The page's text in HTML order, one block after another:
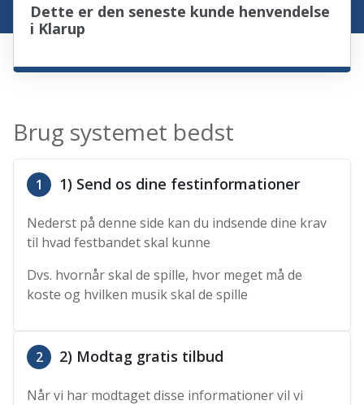
Dette er den seneste kunde henvendelse
i Klarup
Brug systemet bedst
1 1) Send os dine festinformationer
Nederst på denne side kan du indsende dine krav
til hvad festbandet skal kunne
Dvs. hvornår skal de spille, hvor meget må de
koste og hvilken musik skal de spille
2 2) Modtag gratis tilbud
Når vi har modtaget disse informationer vil vi